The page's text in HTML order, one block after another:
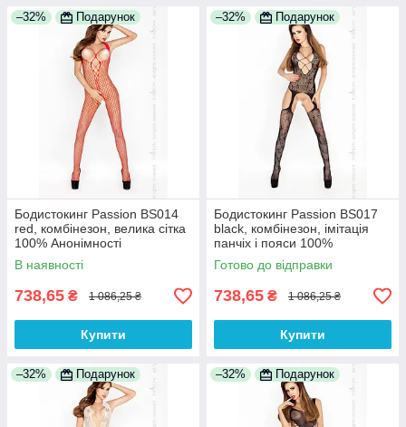
–32% Подарунок
Бодистокинг Passion BS014
red, комбінезон, велика сітка
100% Анонімності
В наявності
738,65 ₴ 1 086,25 ₴
Купити
–32% Подарунок
Бодистокинг Passion BS017
black, комбінезон, імітація
панчіх і пояси 100%
Анонімності
Готово до відправки
738,65 ₴ 1 086,25 ₴
Купити
–32% Подарунок –32% Подарунок